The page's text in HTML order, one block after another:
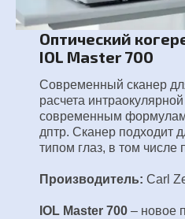
Оптический
IOL Master 700
Современный сканер
расчета
современным формулам
дптр. Сканер подходит
типом глаз, в том числе
Производитель: Carl
IOL Master 700 – новое